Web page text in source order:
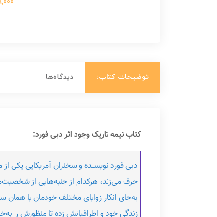
توضیحات کتاب: دیدگاه‌ها
کتاب نیمه تاریک وجود اثر دبی فورد:
دبی فورد نویسنده و سخنران آمریکایی یکی
حرف می‌زند، هرکدام از جنبه‌هایی از
به‌جای انکار زوایای مختلف خودمان یا همان
زندگی خود و اطرافیانش زده تا منظورش را